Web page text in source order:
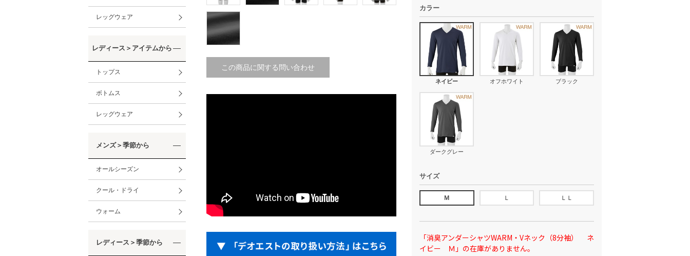
レッグウェア
レディース＞アイテムから
トップス
ボトムス
レッグウェア
メンズ＞季節から
オールシーズン
クール・ドライ
ウォーム
レディース＞季節から
この商品に関する問い合わせ
カラー
ネイビー オフホワイト ブラック
ダークグレー
サイズ
Ｍ Ｌ ＬＬ
「消臭アンダーシャツWARM・Vネック（8分袖） ネ
イビー Ｍ」の在庫がありません。